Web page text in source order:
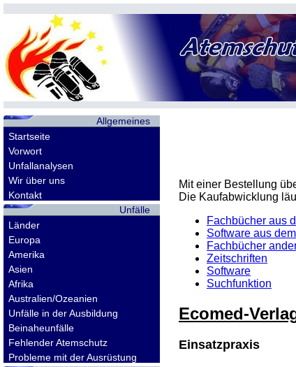
Allgemeines
Startseite
Vorwort
Unfallanalysen
Wir über uns
Kontakt
Unfälle
Länder
Europa
Amerika
Asien
Afrika
Australien/Ozeanien
Unfälle in der Ausbildung
Beinaheunfälle
Fehlender Atemschutz
Probleme mit der Ausrüstung
Mit einer Bestellung
Die Kaufabwicklung
Fachbücher aus
Software aus
Fachbücher
Zeitschriften
Software
Suchfunktion
Ecomed-
Einsatzpraxis